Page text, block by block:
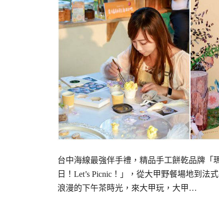
台中海線最強伴手禮，精品手工餅乾品牌「
日！Let’s Picnic！」，從大甲野餐場地到
浪漫的下午茶時光，來大甲玩，大甲…